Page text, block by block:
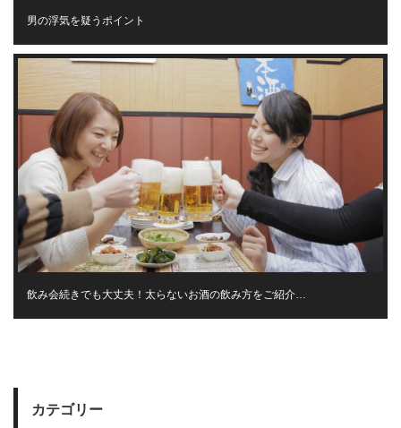
男の浮気を疑うポイント
飲み会続きでも大丈夫！太らないお酒の飲み方をご紹介…
カテゴリー